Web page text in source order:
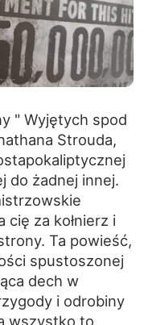
" Wyjętych spod
Strouda,
do żadnej innej.
cię za kołnierz i
Ta powieść,
spustoszonej
dech w
i odrobiny
wszystko to